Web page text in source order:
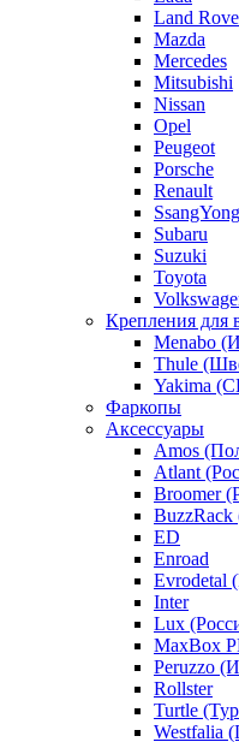
Land
Mazda
Mercedes
Mitsubishi
Nissan
Opel
Peugeot
Porsche
Renault
SsangYong
Subaru
Suzuki
Toyota
Крепления для
Menabo
Thule
Yakima
Фаркопы
Аксессуары
Amos
Atlant
Broomer
ED
Enroad
Evrodetal
Inter
Lux
MaxBox
Peruzzo
Rollster
Turtle
Westfalia